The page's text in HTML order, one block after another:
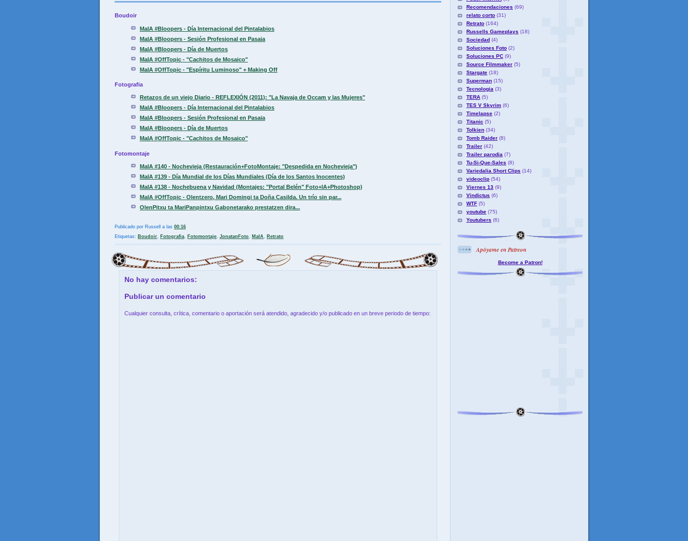
Boudoir
MaIA #Bloopers - Día Internacional del Pintalabios
MaIA #Bloopers - Sesión Profesional en Pasaia
MaIA #Bloopers - Día de Muertos
MaIA #OffTopic - "Cachitos de Mosaico"
MaIA #OffTopic - "Espíritu Luminoso" + Making Off
Fotografia
Retazos de un viejo Diario - REFLEXIÓN (2011): "La Navaja de Occam y las Mujeres"
MaIA #Bloopers - Día Internacional del Pintalabios
MaIA #Bloopers - Sesión Profesional en Pasaia
MaIA #Bloopers - Día de Muertos
MaIA #OffTopic - "Cachitos de Mosaico"
Fotomontaje
MaIA #140 - Nochevieja (Restauración+FotoMontaje: "Despedida en Nochevieja")
MaIA #139 - Día Mundial de los Días Mundiales (Día de los Santos Inocentes)
MaIA #138 - Nochebuena y Navidad (Montajes: "Portal Belén" Foto+IA+Photoshop)
MaIA #OffTopic - Olentzero, Mari Domingi ta Doña Casilda. Un trío sin par...
OlenPitxu ta MariPanpintxu Gabonetarako prestatzen dira...
Publicado por Russell a las 00:16
Etiquetas: Boudoir Fotografia Fotomontaje JonatanFoto MaIA Retrato
No hay comentarios:
Publicar un comentario
Cualquier consulta, crítica, comentario o aportación será atendido, agradecido y/o publicado en un breve periodo de tiempo:
Recomendaciones (69)
relato corto (31)
Retrato (164)
Russells Gameplays (18)
Sociedad (4)
Soluciones Foto (2)
Soluciones PC (9)
Source Filmmaker (5)
Stargate (18)
Superman (15)
Tecnologia (3)
TERA (5)
TES V Skyrim (6)
Timelapse (2)
Titanic (5)
Tolkien (34)
Tomb Raider (8)
Trailer (42)
Trailer parodia (7)
Tu-Si-Que-Sales (8)
Variedalia Short Clips (14)
videoclip (54)
Viernes 13 (9)
Vindictus (6)
WTF (5)
youtube (75)
Youtubers (6)
Apóyame en Patreon
Become a Patron!